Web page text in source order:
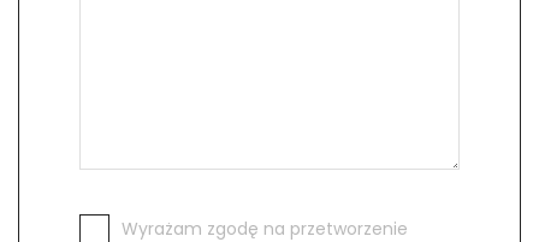
Wyrażam zgodę na przetworzenie